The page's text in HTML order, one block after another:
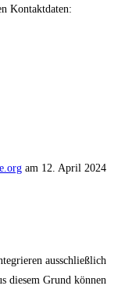
Kontaktdaten:
am 12. April 2024
ausschließlich
diesem Grund können